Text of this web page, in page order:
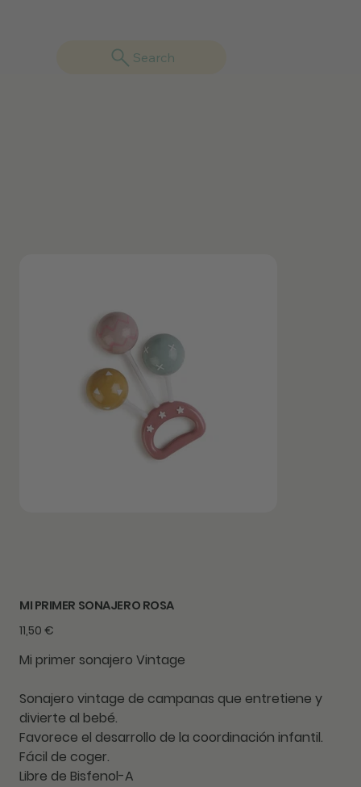
Search
MI PRIMER SONAJERO ROSA
Precio
11,50 €
Mi primer sonajero Vintage
Sonajero vintage de campanas que entretiene y
divierte al bebé.
Favorece el desarrollo de la coordinación infantil.
Fácil de coger.
Libre de Bisfenol-A